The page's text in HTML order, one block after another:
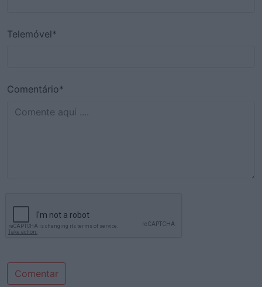
Telemóvel*
Comentário*
Comentar